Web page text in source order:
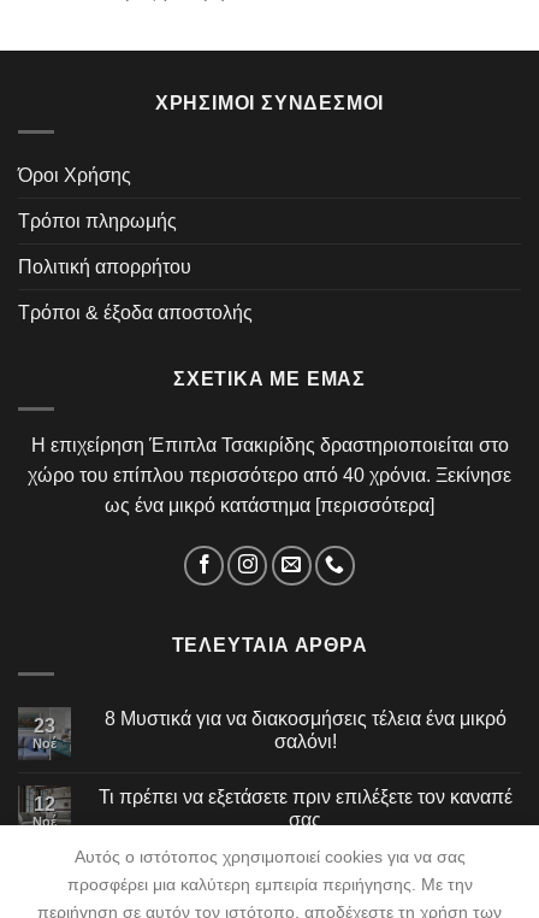
ΧΡΉΣΙΜΟΙ ΣΎΝΔΕΣΜΟΙ
Όροι Χρήσης
Τρόποι πληρωμής
Πολιτική απορρήτου
Τρόποι & έξοδα αποστολής
ΣΧΕΤΙΚΆ ΜΕ ΕΜΆΣ
Η επιχείρηση Έπιπλα Τσακιρίδης δραστηριοποιείται στο
χώρο του επίπλου περισσότερο από 40 χρόνια. Ξεκίνησε
ως ένα μικρό κατάστημα [περισσότερα]
ΤΕΛΕΥΤΑΊΑ ΆΡΘΡΑ
23
Νοέ
8 Μυστικά για να διακοσμήσεις τέλεια ένα μικρό
σαλόνι!
12
Νοέ
Τι πρέπει να εξετάσετε πριν επιλέξετε τον καναπέ
σας
Αυτός ο ιστότοπος χρησιμοποιεί cookies για να σας
προσφέρει μια καλύτερη εμπειρία περιήγησης. Με την
περιήγηση σε αυτόν τον ιστότοπο, αποδέχεστε τη χρήση των